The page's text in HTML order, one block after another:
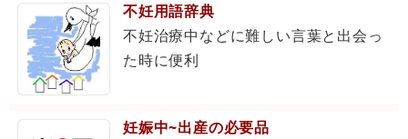
不妊用語辞典
不妊治療中などに難しい言葉と出会っ
た時に便利
妊娠中~出産の必要品